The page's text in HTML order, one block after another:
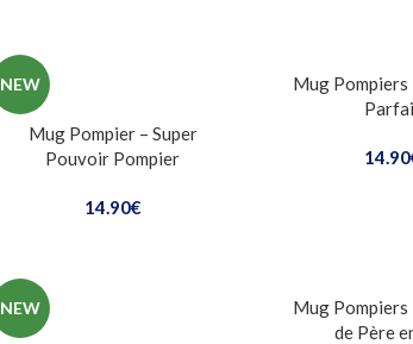
6
NEW
Mug Pompier – Super
Pouvoir Pompier
14.90€
Mug Pompiers
14.90
NEW
Mug Pompiers
de Père